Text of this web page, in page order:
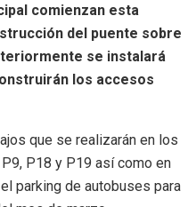
comienzan esta
del puente sobre
se instalará
los accesos
que se realizarán en los
P18 y P19 así como en
parking de autobuses para